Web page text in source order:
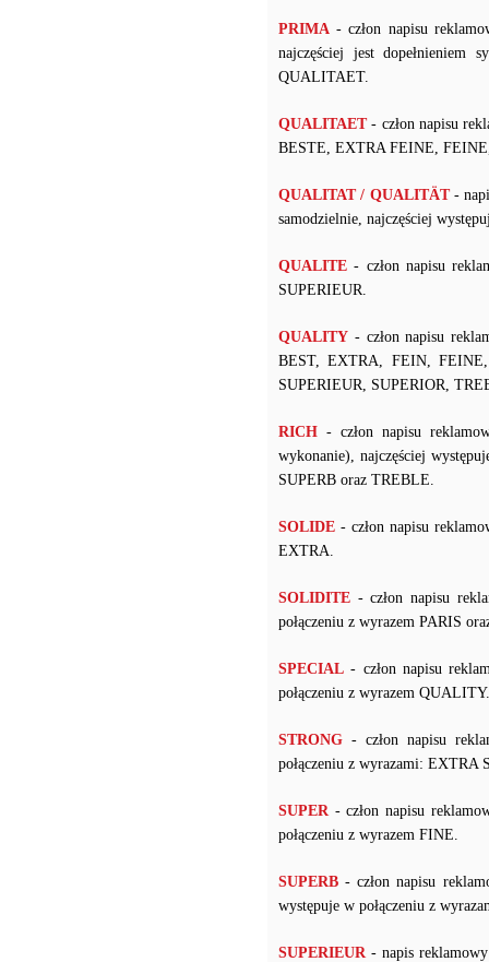
PRIMA - człon napisu
najczęściej jest
QUALITAET.
QUALITAET- człon napisu
BESTE, EXTRA FEINE,
QUALITAT / QUALITÄT-
samodzielnie, najczęściej
QUALITE - człon napisu
SUPERIEUR.
QUALITY - człon napisu
BEST, EXTRA, FEIN,
SUPERIEUR, SUPERIOR,
RICH - człon napisu
wykonanie), najczęściej
SUPERB oraz TREBLE.
SOLIDE - człon napisu
EXTRA.
SOLIDITE - człon napisu
połączeniu z wyrazem PARIS
SPECIAL - człon napisu
połączeniu z wyrazem QUALITY.
STRONG - człon napisu
połączeniu z wyrazami: EXTRA
SUPER- człon napisu
połączeniu z wyrazem FINE.
SUPERB - człon napisu
występuje w połączeniu z
SUPERIEUR- napis